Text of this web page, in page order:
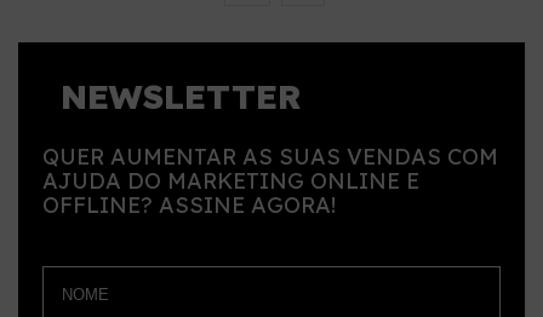
NEWSLETTER
QUER AUMENTAR AS SUAS VENDAS COM
AJUDA DO MARKETING ONLINE E
OFFLINE? ASSINE AGORA!